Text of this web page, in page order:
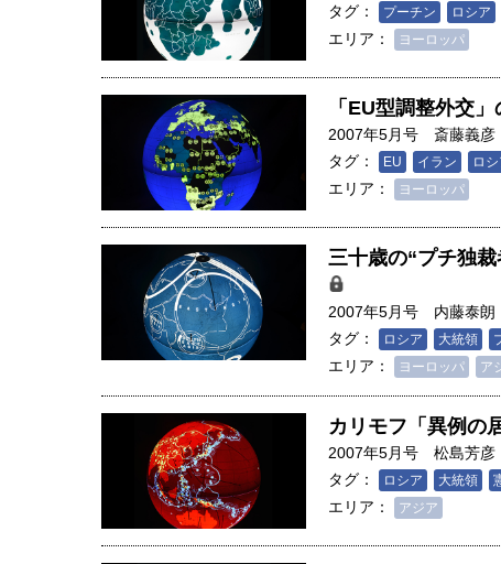
タグ：
プーチン ロシア
エリア： ヨーロッパ
「EU型調整外交
2007年5月号
斎藤義彦
タグ：
EU イラン ロ
エリア： ヨーロッパ
三十歳の“プチ独
2007年5月号
内藤泰朗
タグ：
ロシア 大統領
エリア： ヨーロッパ ア
カリモフ「異例の
2007年5月号
松島芳彦
タグ：
ロシア 大統領
エリア： アジア